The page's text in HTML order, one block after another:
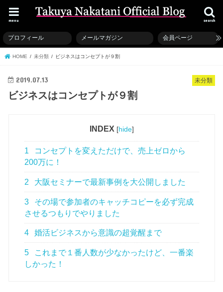
search
menu
プロフィール メールマガジン 会員ページ
HOME 未分類 ビジネスはコンセプトが９割
未分類
2019.07.13
ビジネスはコンセプトが９割
INDEX [hide]
1
コンセプトを変えただけで、売上ゼロから
200万に！
2 大阪セミナーで最新事例を大公開しました
3
その場で参加者のキャッチコピーを必ず完成
させるつもりでやりました
4 婚活ビジネスから意識の超覚醒まで
5
これまで１番人数が少なかったけど、一番楽
しかった！